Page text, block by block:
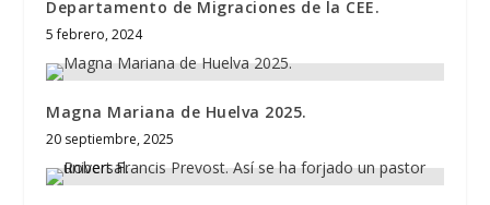
Departamento de Migraciones de la CEE.
5 febrero, 2024
Magna Mariana de Huelva 2025.
20 septiembre, 2025